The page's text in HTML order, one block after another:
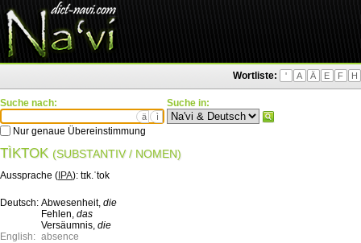
Wortliste: ' A Ä E F H
Suche nach:
ä ì
Nur genaue Übereinstimmung
Suche in:
TÌKTOK (SUBSTANTIV / NOMEN)
Aussprache ( IPA): tɪk.ˈtok
Deutsch: Abwesenheit, die
Fehlen, das
Versäumnis, die
English: absence